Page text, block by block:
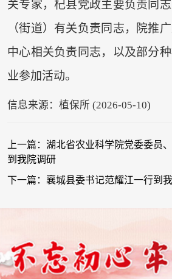
关专家，杞县党政主要负责同
（街道）有关负责同志，院推
中心相关负责同志，以及部分
业参加活动。
信息来源：植保所 (2026-05-10)
上一篇：湖北省农业科学院党委委员
到我院调研
下一篇：襄城县委书记范耀江一行到